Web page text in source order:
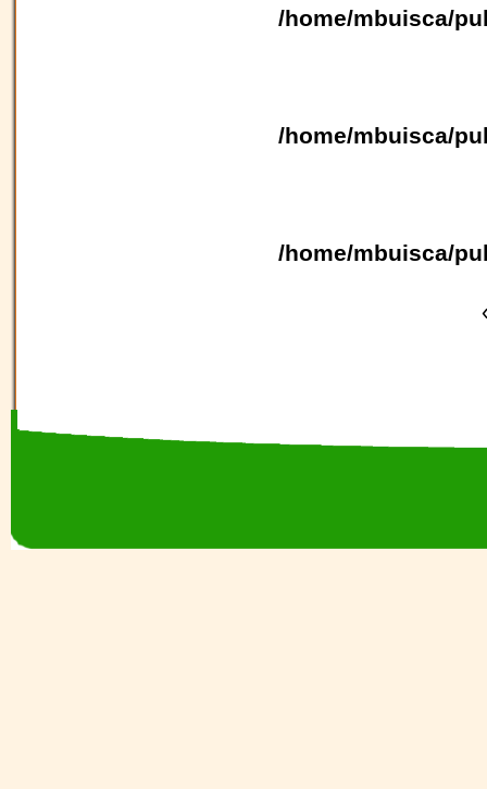
/home/mbuisca/
/home/mbuisca/
/home/mbuisca/